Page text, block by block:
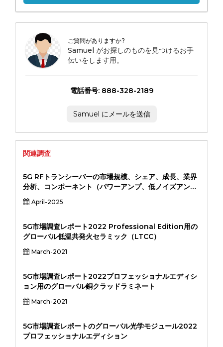
ご質問がありますか?
Samuel がお探しのものを見つけるお手
伝いをします用。
電話番号: 888-328-2189
Samuel にメールを送信
関連調査
5G RFトランシーバーの市場規模、シェア、成長、業界
分析、コンポーネント（パワーアンプ、低ノイズアン
プ、ミキサー、発振器、アンテナ）、周波数帯域（サブ
6 GHz、MMWave）、アプリケーション（通信インフ
車、自動車）、および地域分析、地域分析
April-2025
5G市場調査レポート2022 Professional Edition用の
グローバル低温共発火セラミック（LTCC）
March-2021
5G市場調査レポート2022プロフェッショナルエディシ
ョン用のグローバル銅クラッドラミネート
March-2021
5G市場調査レポートのグローバル光学モジュール2022
プロフェッショナルエディション